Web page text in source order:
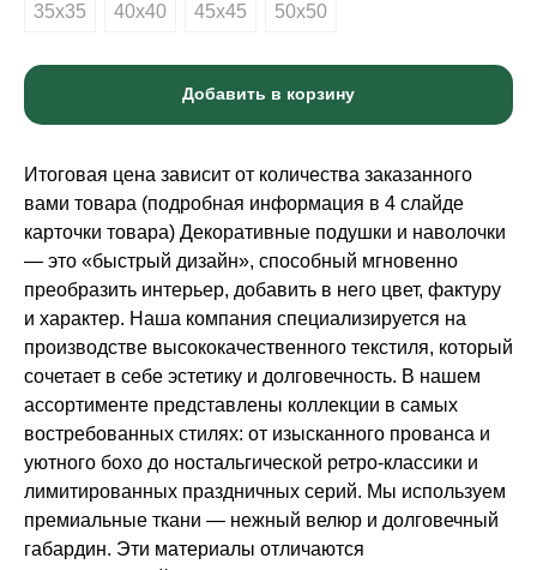
35х35
40х40 45х45 50х50
Добавить в корзину
Итоговая цена зависит от количества заказанного
вами товара (подробная информация в 4 слайде
карточки товара) Декоративные подушки и наволочки
— это «быстрый дизайн», способный мгновенно
преобразить интерьер, добавить в него цвет, фактуру
и характер. Наша компания специализируется на
производстве высококачественного текстиля, который
сочетает в себе эстетику и долговечность. В нашем
ассортименте представлены коллекции в самых
востребованных стилях: от изысканного прованса и
уютного бохо до ностальгической ретро-классики и
лимитированных праздничных серий. Мы используем
премиальные ткани — нежный велюр и долговечный
габардин. Эти материалы отличаются